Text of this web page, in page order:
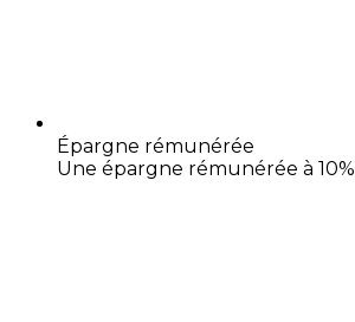
Épargne rémunérée
Une épargne rémunérée à 10%